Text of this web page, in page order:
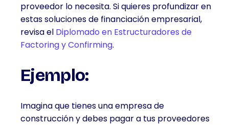
proveedor lo necesita. Si quieres profundizar en
estas soluciones de financiación empresarial,
revisa el Diplomado en Estructuradores de
Factoring y Confirming.
Ejemplo:
Imagina que tienes una empresa de
construcción y debes pagar a tus proveedores
FINANZAS
E
INVERSIÓN